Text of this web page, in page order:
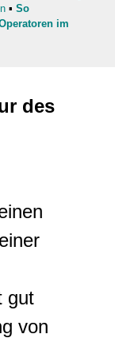
▪ So
im
des
gut
von